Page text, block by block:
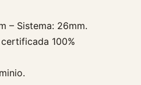
– Sistema: 26mm.
100%